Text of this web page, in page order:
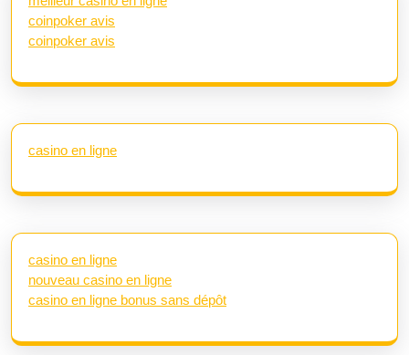
coinpoker avis
coinpoker avis
casino en ligne
casino en ligne
nouveau casino en ligne
casino en ligne bonus sans dépôt